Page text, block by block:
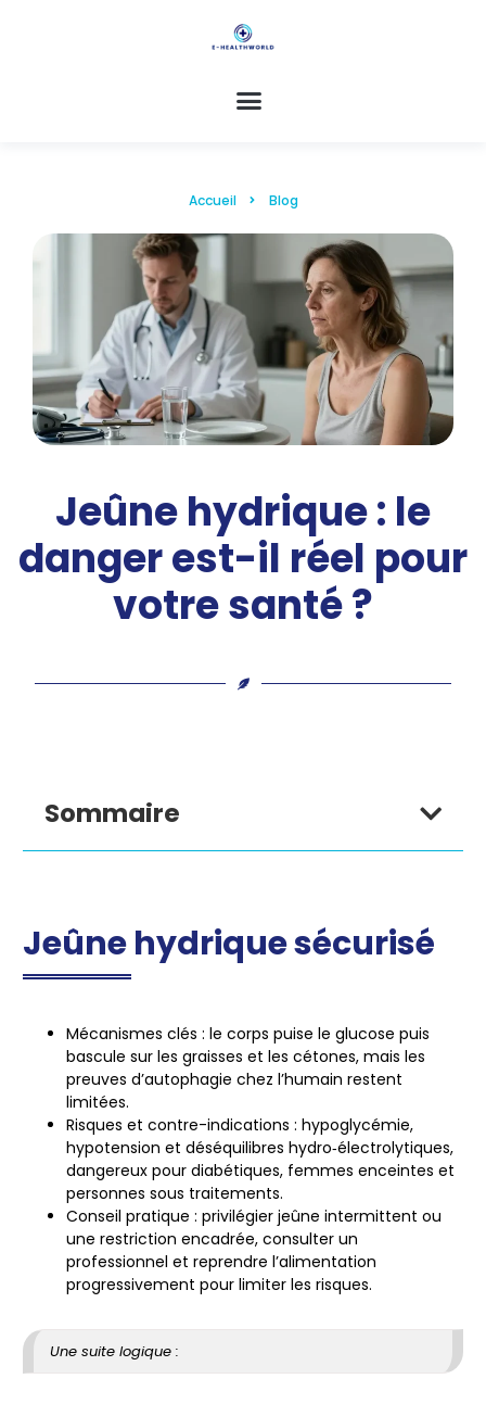
Accueil Blog
Jeûne hydrique : le
danger est-il réel pour
votre santé ?
Sommaire
Jeûne hydrique sécurisé
Mécanismes clés : le corps puise le glucose puis
bascule sur les graisses et les cétones, mais les
preuves d’autophagie chez l’humain restent
limitées.
Risques et contre-indications : hypoglycémie,
hypotension et déséquilibres hydro‑électrolytiques,
dangereux pour diabétiques, femmes enceintes et
personnes sous traitements.
Conseil pratique : privilégier jeûne intermittent ou
une restriction encadrée, consulter un
professionnel et reprendre l’alimentation
progressivement pour limiter les risques.
Une suite logique :